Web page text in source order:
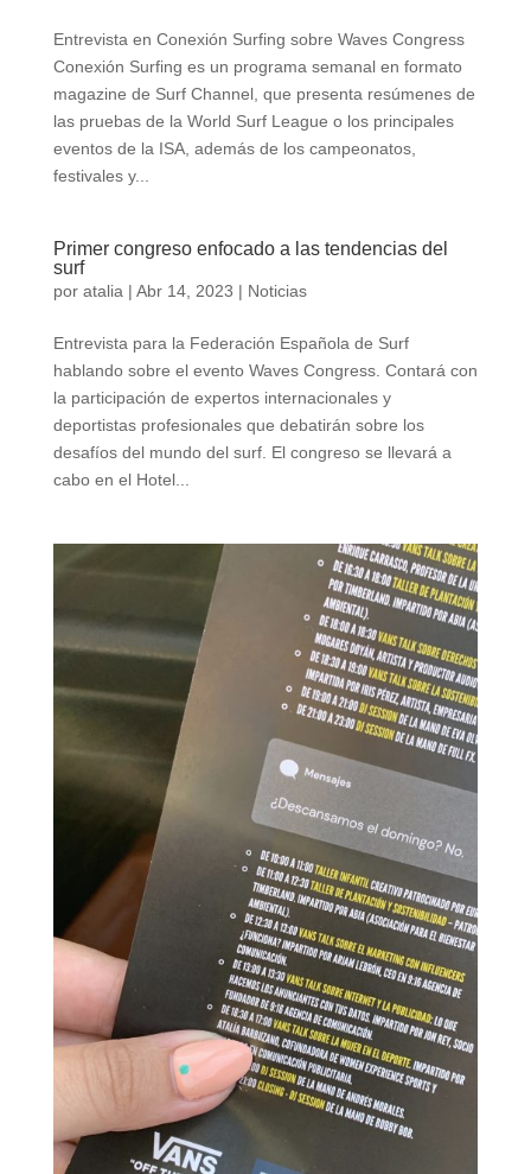
Entrevista en Conexión Surfing sobre Waves Congress
Conexión Surfing es un programa semanal en formato
magazine de Surf Channel, que presenta resúmenes de
las pruebas de la World Surf League o los principales
eventos de la ISA, además de los campeonatos,
festivales y...
Primer congreso enfocado a las tendencias del
surf
por atalia | Abr 14, 2023 | Noticias
Entrevista para la Federación Española de Surf
hablando sobre el evento Waves Congress. Contará con
la participación de expertos internacionales y
deportistas profesionales que debatirán sobre los
desafíos del mundo del surf. El congreso se llevará a
cabo en el Hotel...